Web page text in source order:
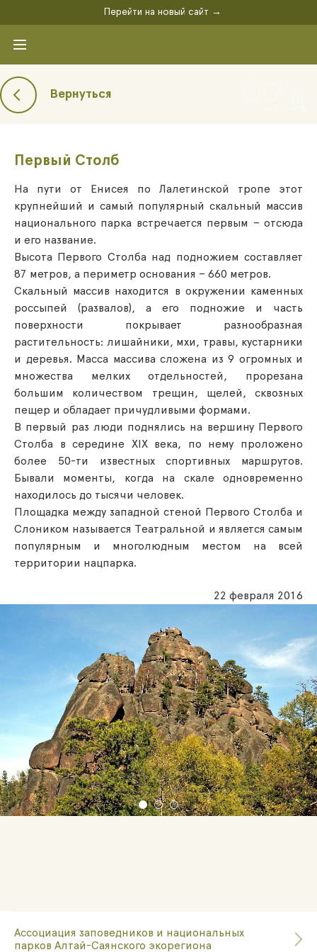
Перейти на новый сайт →
Вернуться
Первый Столб
На пути от Енисея по Лалетинской тропе этот
крупнейший и самый популярный скальный массив
национального парка встречается первым – отсюда
и его название.
Высота Первого Столба над подножием составляет
87 метров, а периметр основания – 660 метров.
Скальный массив находится в окружении каменных
россыпей (развалов), а его подножие и часть
поверхности покрывает разнообразная
растительность: лишайники, мхи, травы, кустарники
и деревья. Масса массива сложена из 9 огромных и
множества мелких отдельностей, прорезана
большим количеством трещин, щелей, сквозных
пещер и обладает причудливыми формами.
В первый раз люди поднялись на вершину Первого
Столба в середине XIX века, по нему проложено
более 50-ти известных спортивных маршрутов.
Бывали моменты, когда на скале одновременно
находилось до тысячи человек.
Площадка между западной стеной Первого Столба и
Слоником называется Театральной и является самым
популярным и многолюдным местом на всей
территории нацпарка.
22 февраля 2016
Ассоциация заповедников и национальных
парков Алтай-Саянского экорегиона